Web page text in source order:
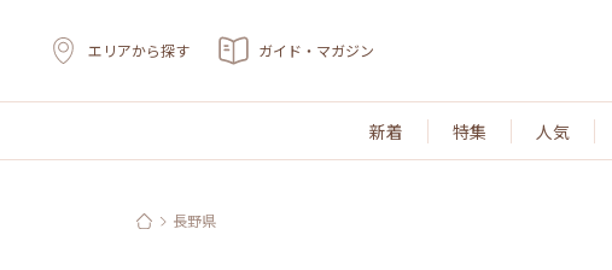
エリアから探す ガイド・マガジン
新着 特集 人気
長野県